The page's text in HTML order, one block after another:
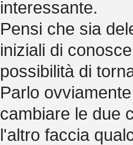
interessante.
Pensi che sia
iniziali di
possibilità di
Parlo
cambiare le due
l'altro faccia